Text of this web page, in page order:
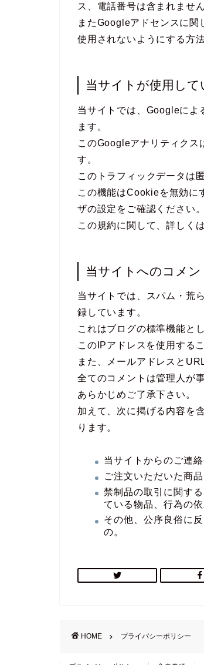
ス、電話番号は含まれませ
またGoogleアドセンスに関
使用されないようにする方
当サイトが使用し
当サイトでは、Googleによ
ます。
このGoogleアナリティクス
す。
このトラフィックデータは
この機能はCookieを無効に
ザの設定をご確認ください。
この規約に関して、詳しくは
当サイトへのコメ
当サイトでは、スパム・荒
録しています。
これはブログの標準機能と
このIPアドレスを使用する
また、メールアドレスと
全てのコメントは管理人が
あらかじめご了承下さい。
加えて、次に掲げる内容を
ります。
当サイトからのご連
ご注文いただいた商
禁制品の取引に関す
ている物品、行為の
その他、公序良俗に
の。
HOME プライバシーポリシー